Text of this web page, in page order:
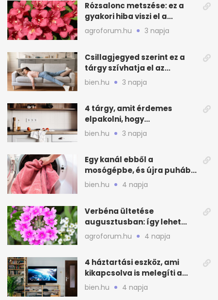
Rózsalonc metszése: ez a
gyakori hiba viszi el a
virágzást
agroforum.hu 3 napja
Csillagjegyed szerint ez a
tárgy szívhatja el az
otthonod energiáját
bien.hu 3 napja
4 tárgy, amit érdemes
elpakolni, hogy
hűvösebbnek tűnjön a lakás
bien.hu 3 napja
Egy kanál ebből a
mosógépbe, és újra puhább
lesz a törölköző
bien.hu 4 napja
Verbéna ültetése
augusztusban: így lehet
még idén virágos a kert
agroforum.hu 4 napja
4 háztartási eszköz, ami
kikapcsolva is melegíti a
lakást
bien.hu 4 napja